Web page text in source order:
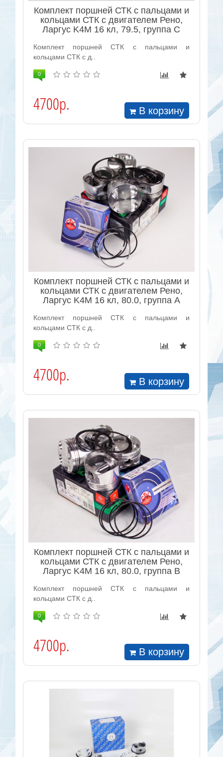
Комплект поршней СТК с пальцами и
кольцами СТК с двигателем Рено,
Ларгус K4M 16 кл, 79.5, группа C
Комплект поршней СТК с пальцами и
кольцами СТК с д..
0
4700р. В корзину
Комплект поршней СТК с пальцами и
кольцами СТК с двигателем Рено,
Ларгус K4M 16 кл, 80.0, группа A
Комплект поршней СТК с пальцами и
кольцами СТК с д..
0
4700р. В корзину
Комплект поршней СТК с пальцами и
кольцами СТК с двигателем Рено,
Ларгус K4M 16 кл, 80.0, группа B
Комплект поршней СТК с пальцами и
кольцами СТК с д..
0
4700р. В корзину